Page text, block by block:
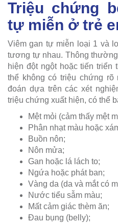
Triệu chứng
tự miễn ở trẻ
Viêm gan tự miễn loại 1 và
tương tự nhau. Thông
hiện đột ngột hoặc tiến triển
thể không có triệu chứng
đoán dựa trên các xét
triệu chứng xuất hiện, có thể
Mệt mỏi (cảm thấy mệt
Phân nhạt màu hoặc
Buồn nôn;
Nôn mửa;
Gan hoặc lá lách to;
Ngứa hoặc phát ban;
Vàng da (da và mắt có
Nước tiểu sẫm màu;
Mất cảm giác thèm ăn;
Đau bụng (belly);